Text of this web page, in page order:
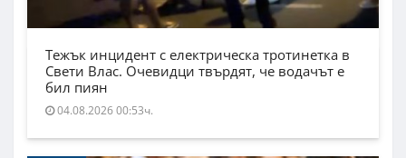
Тежък инцидент с електрическа тротинетка в
Свети Влас. Очевидци твърдят, че водачът е
бил пиян
04.08.2026 00:53ч.